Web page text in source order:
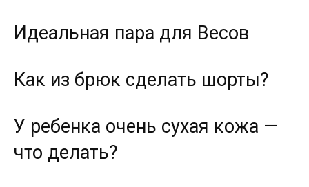
Идеальная пара для Весов
Как из брюк сделать шорты?
У ребенка очень сухая кожа —
что делать?